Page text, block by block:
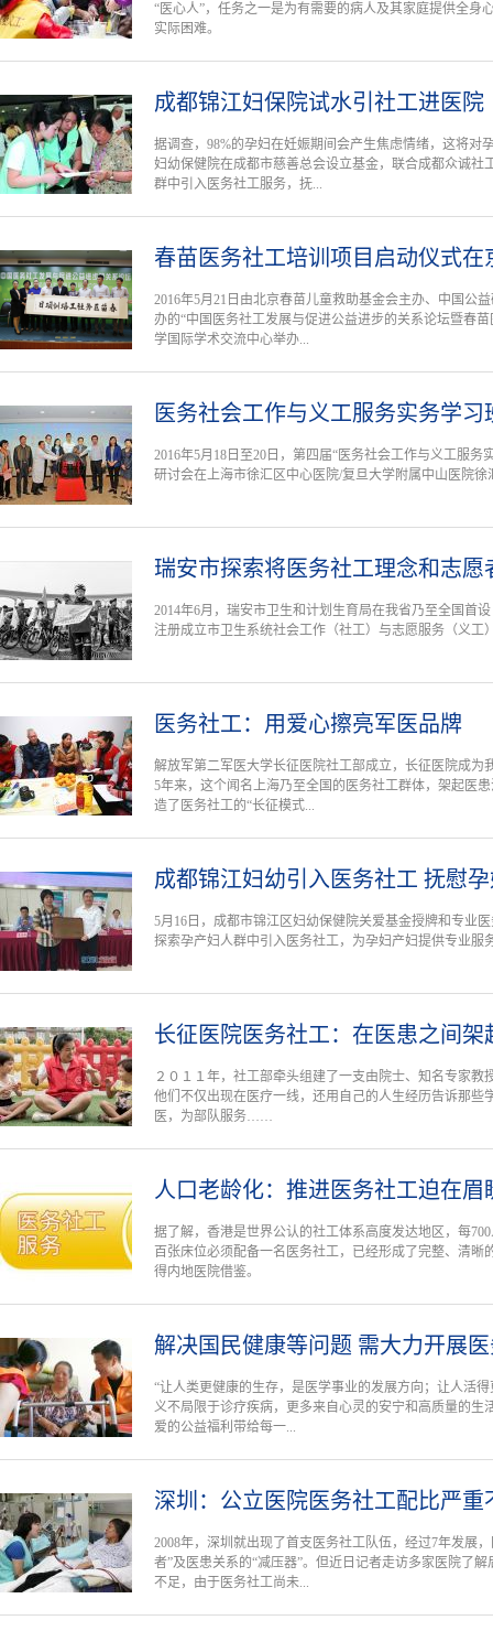
“医心人”，任务之一是为有需要的病人及其家庭提供全身
实际困难。
成都锦江妇保院试水引社工进医院
据调查，98%的孕妇在妊娠期间会产生焦虑情绪，这将对
妇幼保健院在成都市慈善总会设立基金，联合成都众诚社
群中引入医务社工服务，抚...
春苗医务社工培训项目启动仪式在
2016年5月21日由北京春苗儿童救助基金会主办、中国公
办的“中国医务社工发展与促进公益进步的关系论坛暨春
学国际学术交流中心举办...
医务社会工作与义工服务实务学习
2016年5月18日至20日，第四届“医务社会工作与义工服
研讨会在上海市徐汇区中心医院/复旦大学附属中山医院徐
瑞安市探索将医务社工理念和志愿
2014年6月，瑞安市卫生和计划生育局在我省乃至全国首
注册成立市卫生系统社会工作（社工）与志愿服务（义工
医务社工：用爱心擦亮军医品牌
解放军第二军医大学长征医院社工部成立，长征医院成为
5年来，这个闻名上海乃至全国的医务社工群体，架起医
造了医务社工的“长征模式...
成都锦江妇幼引入医务社工 抚慰
5月16日，成都市锦江区妇幼保健院关爱基金授牌和专业
探索孕产妇人群中引入医务社工，为孕妇产妇提供专业服
长征医院医务社工：在医患之间架
２０１１年，社工部牵头组建了一支由院士、知名专家
他们不仅出现在医疗一线，还用自己的人生经历告诉那些
医，为部队服务……
人口老龄化：推进医务社工迫在眉
据了解，香港是世界公认的社工体系高度发达地区，每
百张床位必须配备一名医务社工，已经形成了完整、清
得内地医院借鉴。
解决国民健康等问题 需大力开展
“让人类更健康的生存，是医学事业的发展方向；让人活
义不局限于诊疗疾病，更多来自心灵的安宁和高质量的生
爱的公益福利带给每一...
深圳：公立医院医务社工配比严重
2008年，深圳就出现了首支医务社工队伍，经过7年发展
者”及医患关系的“减压器”。但近日记者走访多家医院了
不足，由于医务社工尚未...